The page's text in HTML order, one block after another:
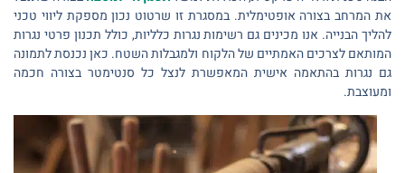
את המרחב בצורה אופטימלית. במסגרת זו שרטוט נכון מספקת ליווי טכני
להליך הבנייה. אנו מכינים גם רשימות נגרות כלליות, כולל תכנון פרטי נגרות
המותאם לצרכים האמתיים של הלקוח ולמגבלות השטח. כאן נכנסת לתמונה
גם נגרות בהתאמה אישית המאפשרת לנצל כל סנטימטר בצורה חכמה
ומעוצבת.